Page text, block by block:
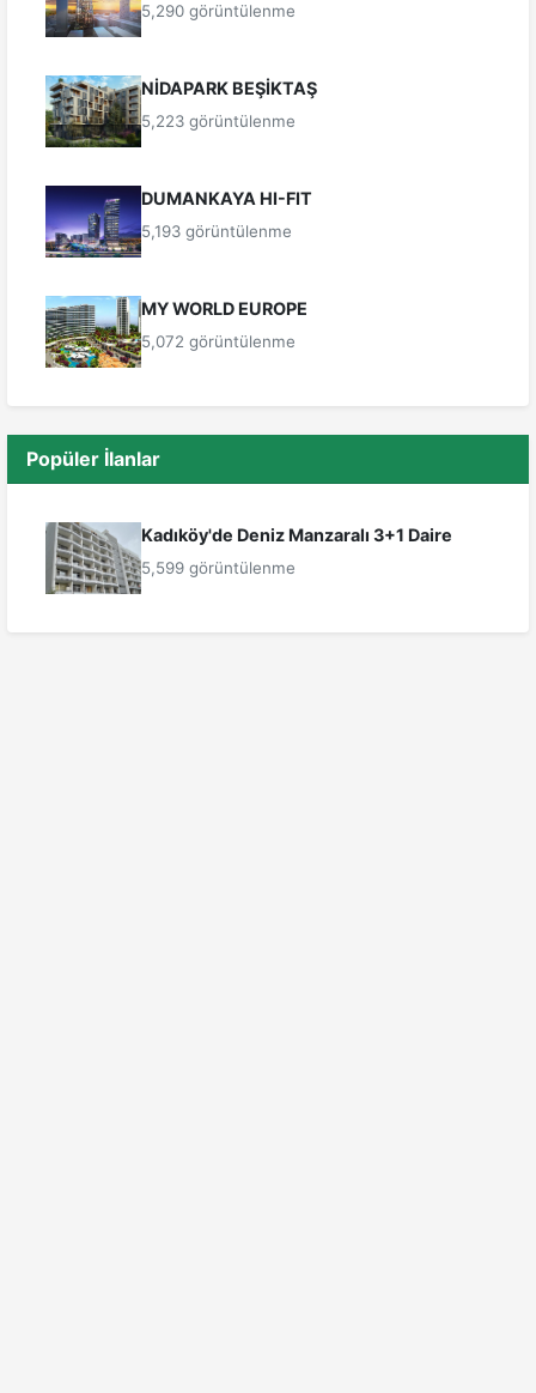
5,290 görüntülenme
NİDAPARK BEŞİKTAŞ
5,223 görüntülenme
DUMANKAYA HI-FIT
5,193 görüntülenme
MY WORLD EUROPE
5,072 görüntülenme
Popüler İlanlar
Kadıköy'de Deniz Manzaralı 3+1 Daire
5,599 görüntülenme